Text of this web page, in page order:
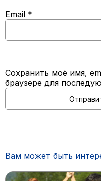
Email *
Сохранить моё имя,
браузере для
Вам может быть